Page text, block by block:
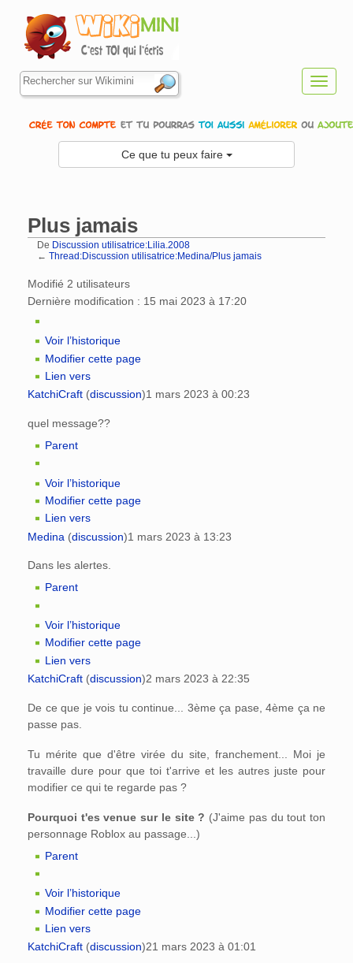
Ce que tu peux faire
Plus jamais
De Discussion utilisatrice:Lilia.2008
← Thread:Discussion utilisatrice:Medina/Plus jamais
Modifié 2 utilisateurs
Dernière modification : 15 mai 2023 à 17:20
Voir l’historique
Modifier cette page
Lien vers
KatchiCraft (discussion)1 mars 2023 à 00:23
quel message??
Parent
Voir l’historique
Modifier cette page
Lien vers
Medina (discussion)1 mars 2023 à 13:23
Dans les alertes.
Parent
Voir l’historique
Modifier cette page
Lien vers
KatchiCraft (discussion)2 mars 2023 à 22:35
De ce que je vois tu continue... 3ème ça pase, 4ème ça ne
passe pas.
Tu mérite que d'être virée du site, franchement... Moi je
travaille dure pour que toi t'arrive et les autres juste pour
modifier ce qui te regarde pas ?
Pourquoi t'es venue sur le site ? (J'aime pas du tout ton
personnage Roblox au passage...)
Parent
Voir l’historique
Modifier cette page
Lien vers
KatchiCraft (discussion)21 mars 2023 à 01:01